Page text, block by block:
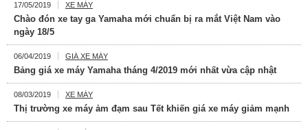
17/05/2019 XE MÁY
Chào đón xe tay ga Yamaha mới chuẩn bị ra mắt Việt Nam vào
ngày 18/5
06/04/2019 GIÁ XE MÁY
Bảng giá xe máy Yamaha tháng 4/2019 mới nhất vừa cập nhật
08/03/2019 XE MÁY
Thị trường xe máy ảm đạm sau Tết khiến giá xe máy giảm mạnh